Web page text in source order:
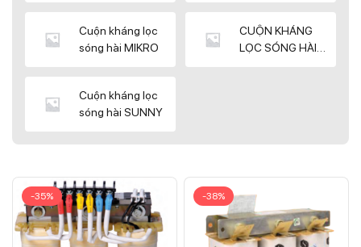
Cuộn kháng lọc
sóng hài MIKRO
CUỘN KHÁNG
LỌC SÓNG HÀI
Cuộn kháng lọc
sóng hài SUNNY
-35% -38%